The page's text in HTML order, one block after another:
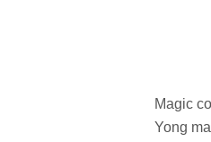
Magic
Yong